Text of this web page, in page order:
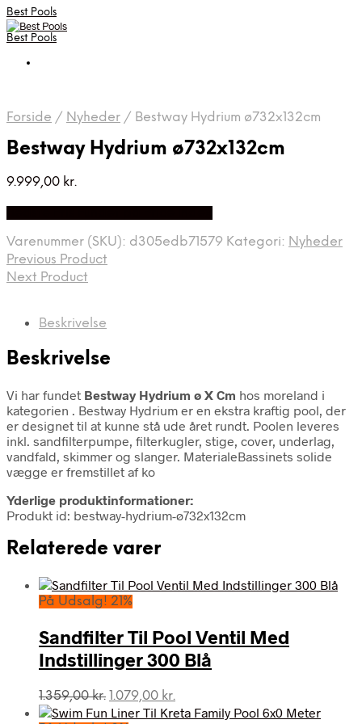
Best Pools
Best Pools
Forside / Nyheder / Bestway Hydrium ø732x132cm
Bestway Hydrium ø732x132cm
9.999,00 kr.
Varenummer (SKU): d305edb71579 Kategori: Nyheder
Previous Product
Next Product
Beskrivelse
Beskrivelse
Vi har fundet Bestway Hydrium ø X Cm hos moreland i
kategorien . Bestway Hydrium er en ekstra kraftig pool, der
er designet til at kunne stå ude året rundt. Poolen leveres
inkl. sandfilterpumpe, filterkugler, stige, cover, underlag,
vandfald, skimmer og slanger. MaterialeBassinets solide
vægge er fremstillet af ko
Yderlige produktinformationer:
Produkt id: bestway-hydrium-ø732x132cm
Relaterede varer
På Udsalg! 21%
Sandfilter Til Pool Ventil Med
Indstillinger 300 Blå
1.359,00kr. Den
oprindelige
1.079,00 kr.
aktuelle